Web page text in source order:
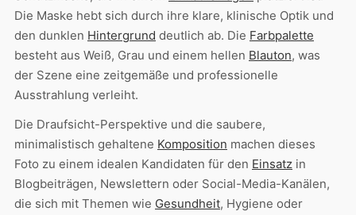
Die Maske hebt sich durch ihre klare, klinische Optik und
den dunklen Hintergrund deutlich ab. Die Farbpalette
besteht aus Weiß, Grau und einem hellen Blauton, was
der Szene eine zeitgemäße und professionelle
Ausstrahlung verleiht.
Die Draufsicht-Perspektive und die saubere,
minimalistisch gehaltene Komposition machen dieses
Foto zu einem idealen Kandidaten für den Einsatz in
Blogbeiträgen, Newslettern oder Social-Media-Kanälen,
die sich mit Themen wie Gesundheit, Hygiene oder